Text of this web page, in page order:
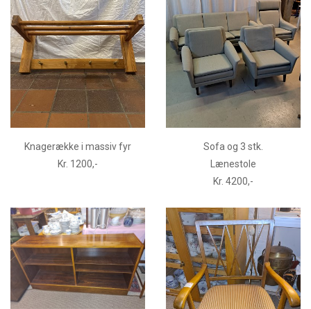
Knagerække i massiv fyr
Kr. 1200,-
Sofa og 3 stk.
Lænestole
Kr. 4200,-